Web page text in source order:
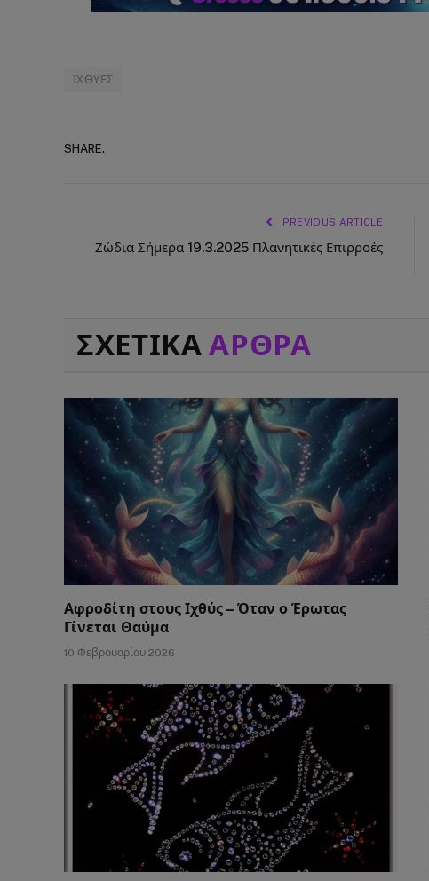
ΙΧΘΥΕΣ
SHARE.
PREVIOUS ARTICLE
Ζώδια Σήμερα 19.3.2025 Πλανητικές Επιρροές
ΣΧΕΤΙΚΑ ΑΡΘΡΑ
Αφροδίτη στους Ιχθύς – Όταν ο Έρωτας
Γίνεται Θαύμα
10 Φεβρουαρίου 2026